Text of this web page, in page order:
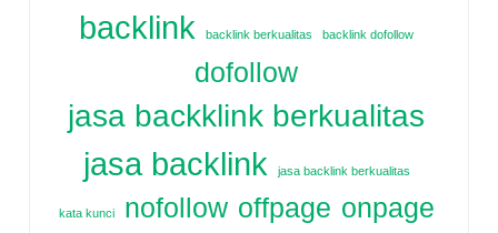
backlink backlink berkualitas backlink dofollow
dofollow
jasa backklink berkualitas
jasa backlink jasa backlink berkualitas
kata kunci nofollow offpage onpage